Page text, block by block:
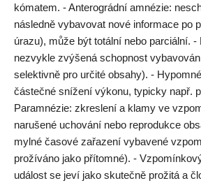
kómatem. - Anterográdní amnézie:
následně vybavovat nové informace po
úrazu), může být totální nebo parciální. -
nezvykle zvýšená schopnost
selektivně pro určité obsahy). -
částečné snížení výkonu, typicky např.
Paramnézie: zkreslení a klamy ve
narušené uchování nebo reprodukce
mylné časové zařazení vybavené
prožíváno jako přítomné). -
událost se jeví jako skutečně prožitá a